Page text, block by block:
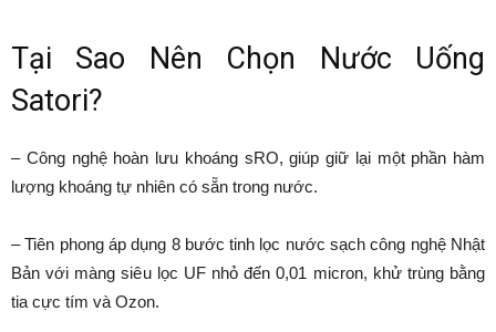
Tại Sao Nên Chọn Nước Uống
Satori?
– Công nghệ hoàn lưu khoáng sRO, giúp giữ lại một phần hàm
lượng khoáng tự nhiên có sẵn trong nước.
– Tiên phong áp dụng 8 bước tinh lọc nước sạch công nghệ Nhật
Bản với màng siêu lọc UF nhỏ đến 0,01 micron, khử trùng bằng
tia cực tím và Ozon.